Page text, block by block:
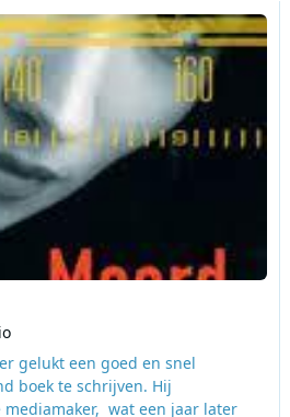
op de radio
gelukt een goed en snel
boek te schrijven. Hij
wat een jaar later